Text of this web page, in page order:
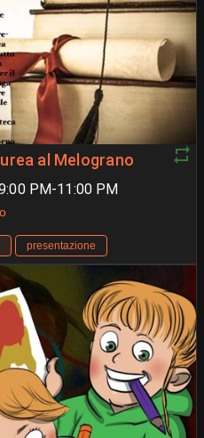
al Melograno
PM-11:00 PM
presentazione